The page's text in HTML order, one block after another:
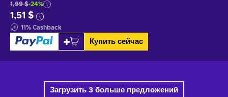
1,99 $-24%
1,51 $
11% Cashback
Купить сейчас
Загрузить 3 больше предложений